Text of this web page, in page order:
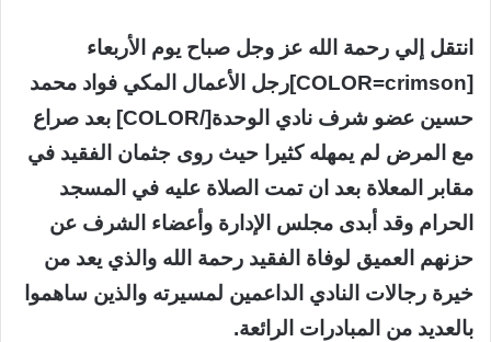
انتقل إلي رحمة الله عز وجل صباح يوم الأربعاء
[COLOR=crimson]رجل الأعمال المكي فواد محمد
حسين عضو شرف نادي الوحدة[/COLOR] بعد صراع
مع المرض لم يمهله كثيرا حيث روى جثمان الفقيد في
مقابر المعلاة بعد ان تمت الصلاة عليه في المسجد
الحرام وقد أبدى مجلس الإدارة وأعضاء الشرف عن
حزنهم العميق لوفاة الفقيد رحمة الله والذي يعد من
خيرة رجالات النادي الداعمين لمسيرته والذين ساهموا
بالعديد من المبادرات الرائعة.